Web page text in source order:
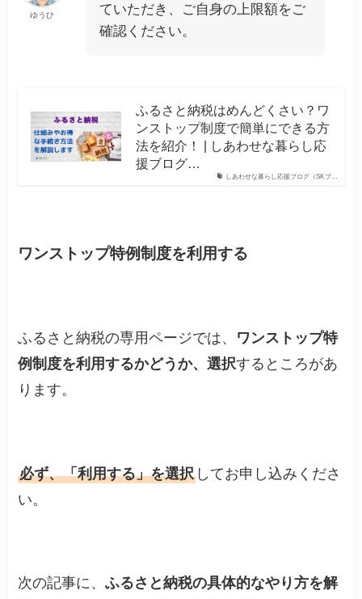
ゆうひ
ていただき、ご自身の上限額をご
確認ください。
しあわせな暮らし応援ブログ（SKブ…
ふるさと納税はめんどくさい？ワ
ンストップ制度で簡単にできる方
法を紹介！ | しあわせな暮らし応
援ブログ…
ワンストップ特例制度を利用する
ふるさと納税の専用ページでは、 ワンストップ特
例制度を利用するかどうか、選択するところがあ
ります。
必ず、「利用する」を選択 してお申し込みくださ
い。
次の記事に、ふるさと納税の具体的なやり方を解